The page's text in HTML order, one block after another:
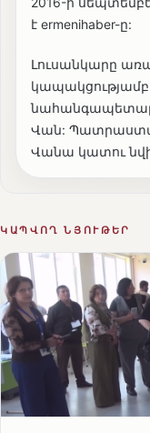
է ermenihaber-ը:
Լուսանկարը
Վան:
Վանա կատու
ԿԱՊՎՈՂ ՆՅՈՒԹԵՐ